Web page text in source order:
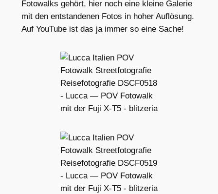
Fotowalks gehört, hier noch eine kleine Galerie
mit den entstandenen Fotos in hoher Auflösung.
Auf YouTube ist das ja immer so eine Sache!